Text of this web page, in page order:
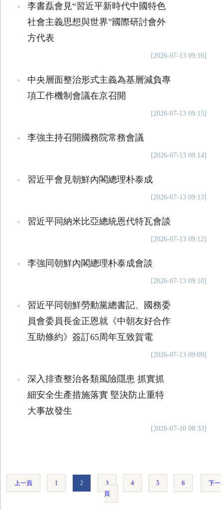
李書磊會見“習近平新時代中國特色
社會主義思想與世界”國際研討會外
方代表
[2026-07-13 09:16]
中央層面整治形式主義為基層減負專
項工作機制會議在京召開
[2026-07-13 09:15]
李強主持召開國務院常務會議
[2026-07-13 09:14]
習近平會見朝鮮內閣總理朴泰成
[2026-07-13 09:13]
習近平同納米比亞總統恩代特瓦會談
[2026-07-13 09:12]
李強同朝鮮內閣總理朴泰成會談
[2026-07-13 09:10]
習近平同朝鮮勞動黨總書記、國務委
員會委員長金正恩就《中朝友好合作
互助條約》簽訂65周年互致賀電
[2026-07-13 09:09]
深入排查整治各類風險隱患 抓實抓
細安全生產措施落實 堅決防止重特
大事故發生
[2026-07-10 08:33]
上一頁 1 2 3 4 5 6
下一
頁